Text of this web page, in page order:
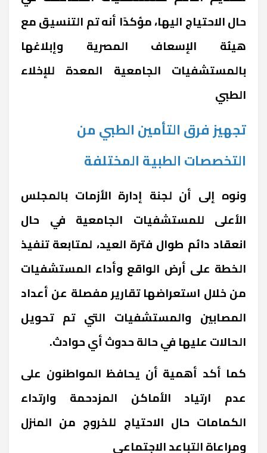
حال الاحتياج اليها، مؤكدًا أنه تم التنسيق مع
هيئة الإسعاف المصرية وإبلاغها
بالمستشفيات الجامعية المعدة للإخلاء
الطبي
تجهيز فرق التأمين الطبي من
التخصصات الطبية المختلفة
ونوه إلى أن لجنة إدارة الأزمات بالمجلس
الأعلى للمستشفيات الجامعية في حال
انعقاد دائم طوال فترة العيد، لمتابعة تنفيذ
الخطة على أرض الواقع وأداء المستشفيات
من خلال استعراضها تقارير مفصلة عن أعداد
المصابين والمستشفيات التي تم تحويل
الحالات عليها في حالة حدوث أي حوادث.
كما أكد أهمية أن يحافظ المواطنون على
عدم ارتياد الأماكن المزدحمة وارتداء
الكمامات حال الاحتياج للخروج من المنزل
ومراعاة التباعد الاجتماعي